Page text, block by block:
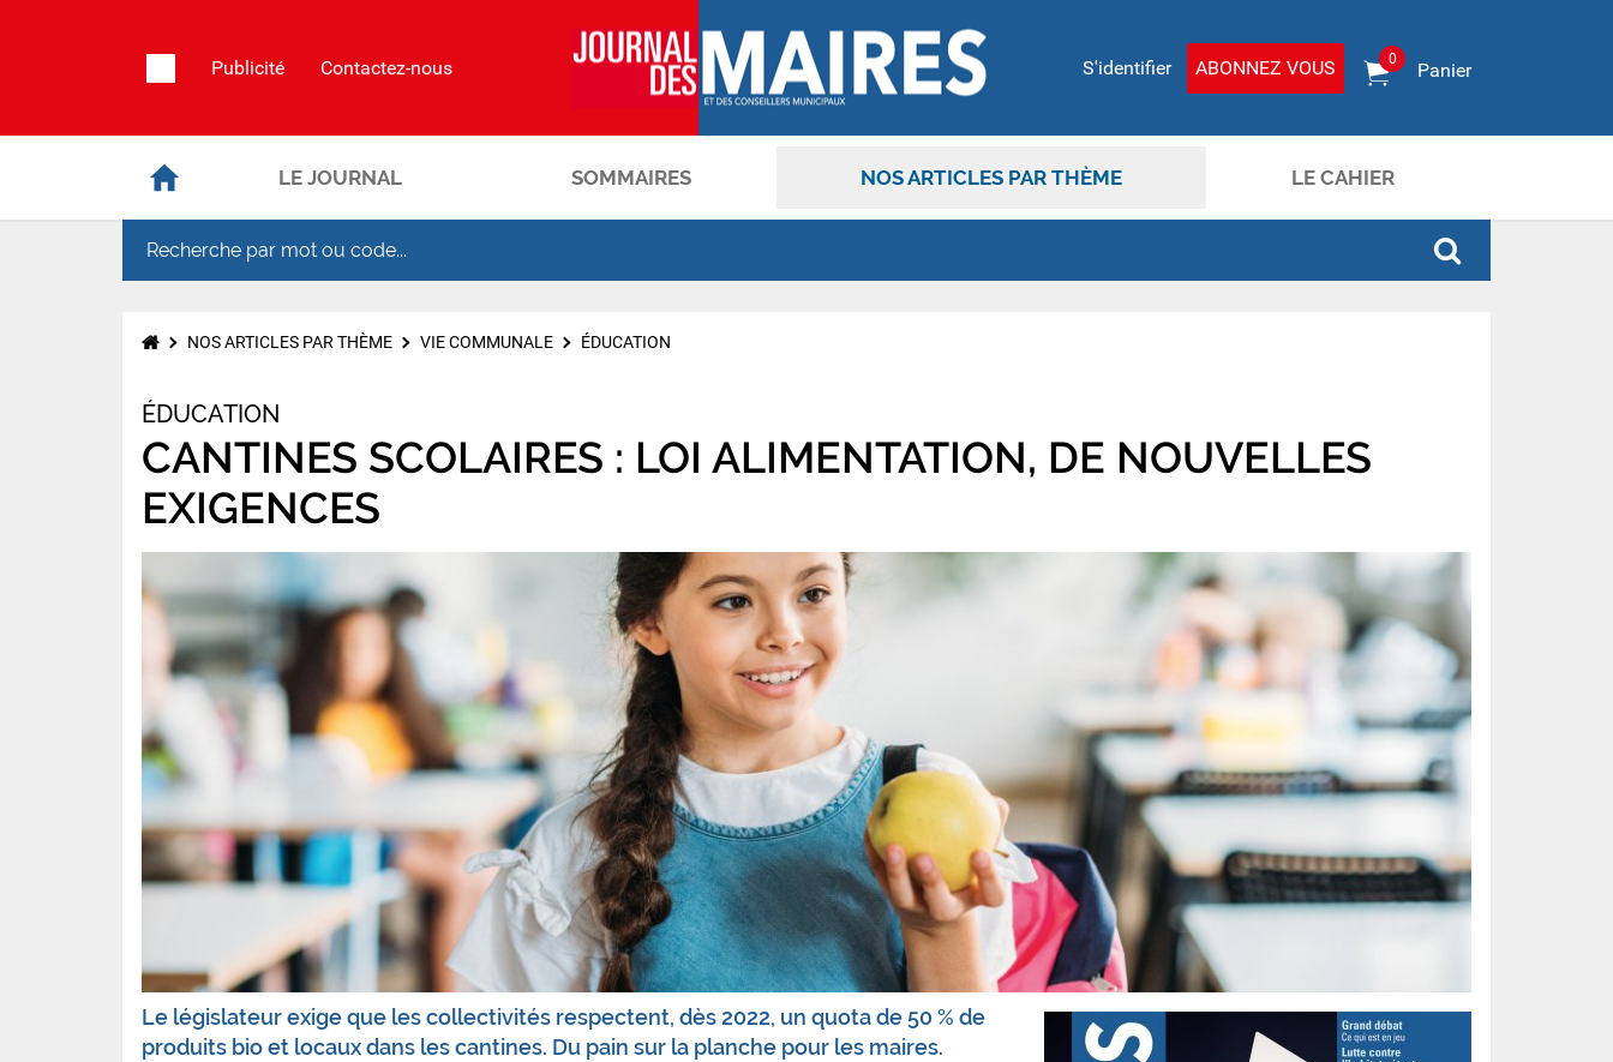
Publicité Contactez-nous S'identifier ABONNEZ VOUS Panier
0
LE JOURNAL SOMMAIRES NOS ARTICLES PAR THÈME LE CAHIER
NOS ARTICLES PAR THÈME VIE COMMUNALE ÉDUCATION
ÉDUCATION
CANTINES SCOLAIRES : LOI ALIMENTATION, DE NOUVELLES
EXIGENCES
Le législateur exige que les collectivités respectent, dès 2022, un quota de 50 % de
produits bio et locaux dans les cantines. Du pain sur la planche pour les maires.